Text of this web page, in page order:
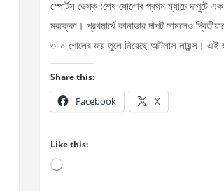
স্পোর্টস ডেস্ক :শেষ ষোলোর প্রথম ম্যাচে দাপুটে
মরক্কো। প্রথমার্ধে কানাডার দাপট সামলেও
৩-০ গোলের জয় তুলে নিয়েছে আটলাস লায়ন্স। এই
Share this:
Facebook X
Like this:
Loading…